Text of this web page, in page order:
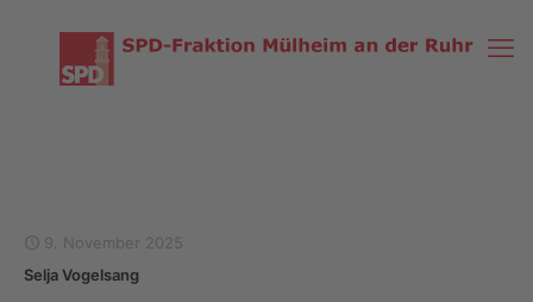
9. November 2025
Selja Vogelsang